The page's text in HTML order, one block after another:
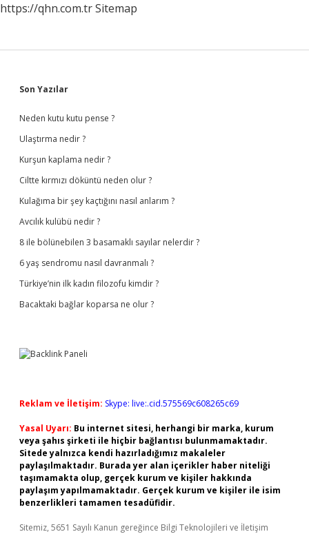
https://qhn.com.trSitemap
Sidebar
Son Yazılar
Neden kutu kutu pense ?
Ulaştırma nedir ?
Kurşun kaplama nedir ?
Ciltte kırmızı döküntü neden olur ?
Kulağıma bir şey kaçtığını nasıl anlarım ?
Avcılık kulübü nedir ?
8 ile bölünebilen 3 basamaklı sayılar nelerdir ?
6 yaş sendromu nasıl davranmalı ?
Türkiye’nin ilk kadın filozofu kimdir ?
Bacaktaki bağlar koparsa ne olur ?
Reklam ve İletişim: Skype: live:.cid.575569c608265c69
Yasal Uyarı: Bu internet sitesi, herhangi bir marka, kurum
veya şahıs şirketi ile hiçbir bağlantısı bulunmamaktadır.
Sitede yalnızca kendi hazırladığımız makaleler
paylaşılmaktadır. Burada yer alan içerikler haber niteliği
taşımamakta olup, gerçek kurum ve kişiler hakkında
paylaşım yapılmamaktadır. Gerçek kurum ve kişiler ile isim
benzerlikleri tamamen tesadüfidir.
Sitemiz, 5651 Sayılı Kanun gereğince Bilgi Teknolojileri ve İletişim